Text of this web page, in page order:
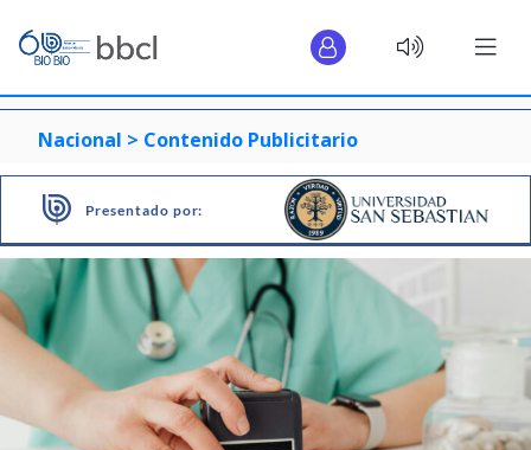
Nacional > Contenido Publicitario
Presentado por: